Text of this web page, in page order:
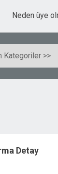
Neden üye
Detay